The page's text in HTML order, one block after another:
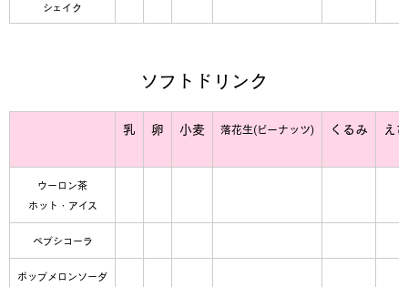
シェイク
ソフトドリンク
乳 卵 小麦 落花生(ピーナッツ) くるみ えび
ウーロン茶
ホット・アイス
ペプシコーラ
ポップメロンソーダ